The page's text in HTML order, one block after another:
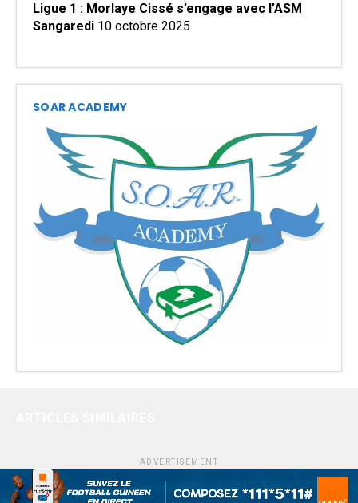
Ligue 1 : Morlaye Cissé s’engage avec l’ASM
Sangaredi 10 octobre 2025
SOAR ACADEMY
ADVERTISEMENT